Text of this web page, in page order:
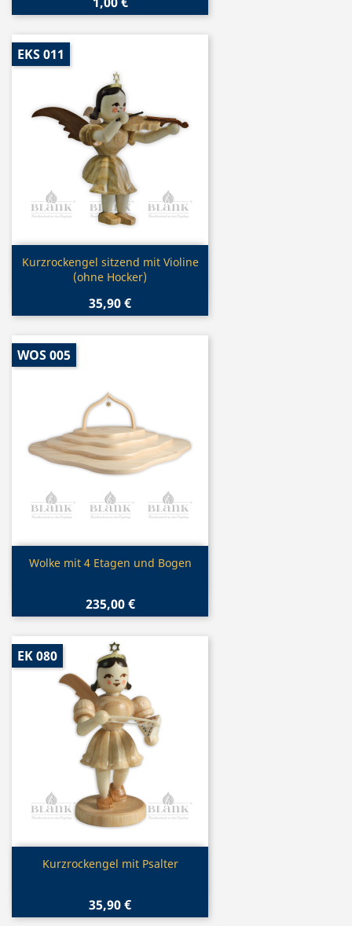
Vorschau
Kurzrockengel sitzend mit Violine
(ohne Hocker)
35,90 €
EKS 011
Vorschau
Wolke mit 4 Etagen und Bogen
235,00 €
WOS 005
Vorschau
Kurzrockengel mit Psalter
35,90 €
EK 080